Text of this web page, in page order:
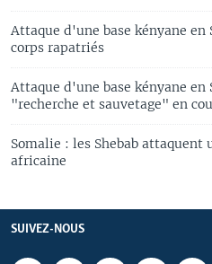
Attaque d'une base kényane
corps rapatriés
Attaque d'une base kényane
"recherche et sauvetage" en
Somalie : les Shebab attaquent
africaine
SUIVEZ-NOUS